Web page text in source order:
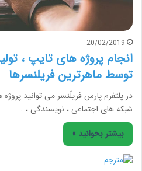
20/02/2019
انجام پروژه های تایپ ،
توسط ماهرترین فریلنسرها
در پلتفرم پارس فریلَنسر می توانید
شبکه های اجتماعی ، نویسندگی ،…
بیشتر بخوانید »